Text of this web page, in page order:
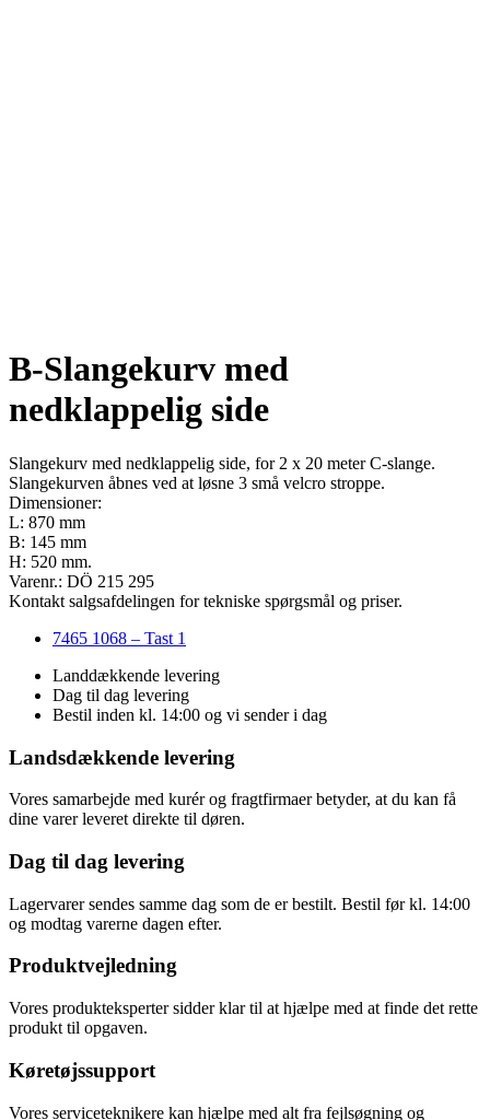
B-Slangekurv med
nedklappelig side
Slangekurv med nedklappelig side, for 2 x 20 meter C-slange.
Slangekurven åbnes ved at løsne 3 små velcro stroppe.
Dimensioner:
L: 870 mm
B: 145 mm
H: 520 mm.
Varenr.: DÖ 215 295
Kontakt salgsafdelingen for tekniske spørgsmål og priser.
7465 1068 – Tast 1
Landdækkende levering
Dag til dag levering
Bestil inden kl. 14:00 og vi sender i dag
Landsdækkende levering
Vores samarbejde med kurér og fragtfirmaer betyder, at du kan få
dine varer leveret direkte til døren.
Dag til dag levering
Lagervarer sendes samme dag som de er bestilt. Bestil før kl. 14:00
og modtag varerne dagen efter.
Produktvejledning
Vores produkteksperter sidder klar til at hjælpe med at finde det rette
produkt til opgaven.
Køretøjssupport
Vores serviceteknikere kan hjælpe med alt fra fejlsøgning og